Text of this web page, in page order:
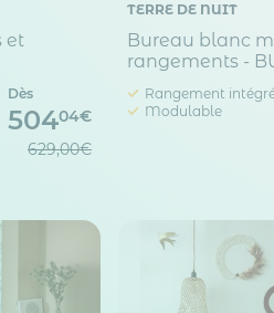
et
Dès
50404€
629,00€
TERRE DE NUIT
Bureau blanc
rangements -
Rangement
Modulable